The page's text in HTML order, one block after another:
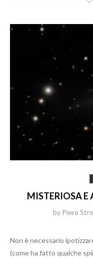
MISTERIOSA E
by Piero
Non è necessario
(come ha fatto qualche